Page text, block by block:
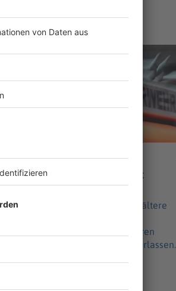
Bayern
Senioren-Wohnanlage
wegen Feuer evakuiert
In einer Wohnanlage für ältere
Dachgeschoss. Die Senioren
müssen ihre Quartiere verlassen.